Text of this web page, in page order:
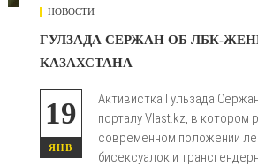
НОВОСТИ
ГУЛЗАДА СЕРЖАН ОБ ЛБК-
КАЗАХСТАНА
19
ЯНВ
Активистка Гульзада
порталу Vlast.kz, в котором
современном положении
бисексуалок и